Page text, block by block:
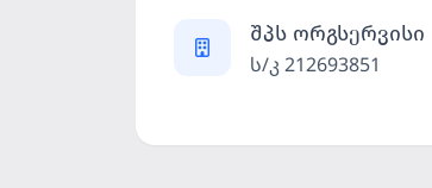
შპს ორგსერვისი
ს/კ 212693851